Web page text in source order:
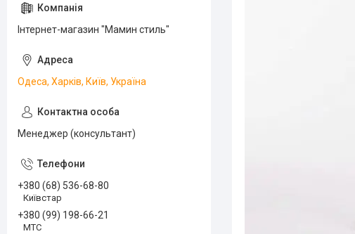
Інтернет-магазин "Мамин стиль"
Одеса, Харків, Київ, Україна
Менеджер (консультант)
+380 (68) 536-68-80
Київстар
+380 (99) 198-66-21
МТС